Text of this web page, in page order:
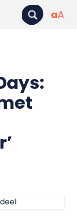
aA
deel